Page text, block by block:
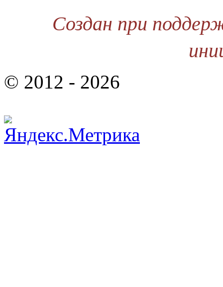
Создан при
© 2012 - 2026